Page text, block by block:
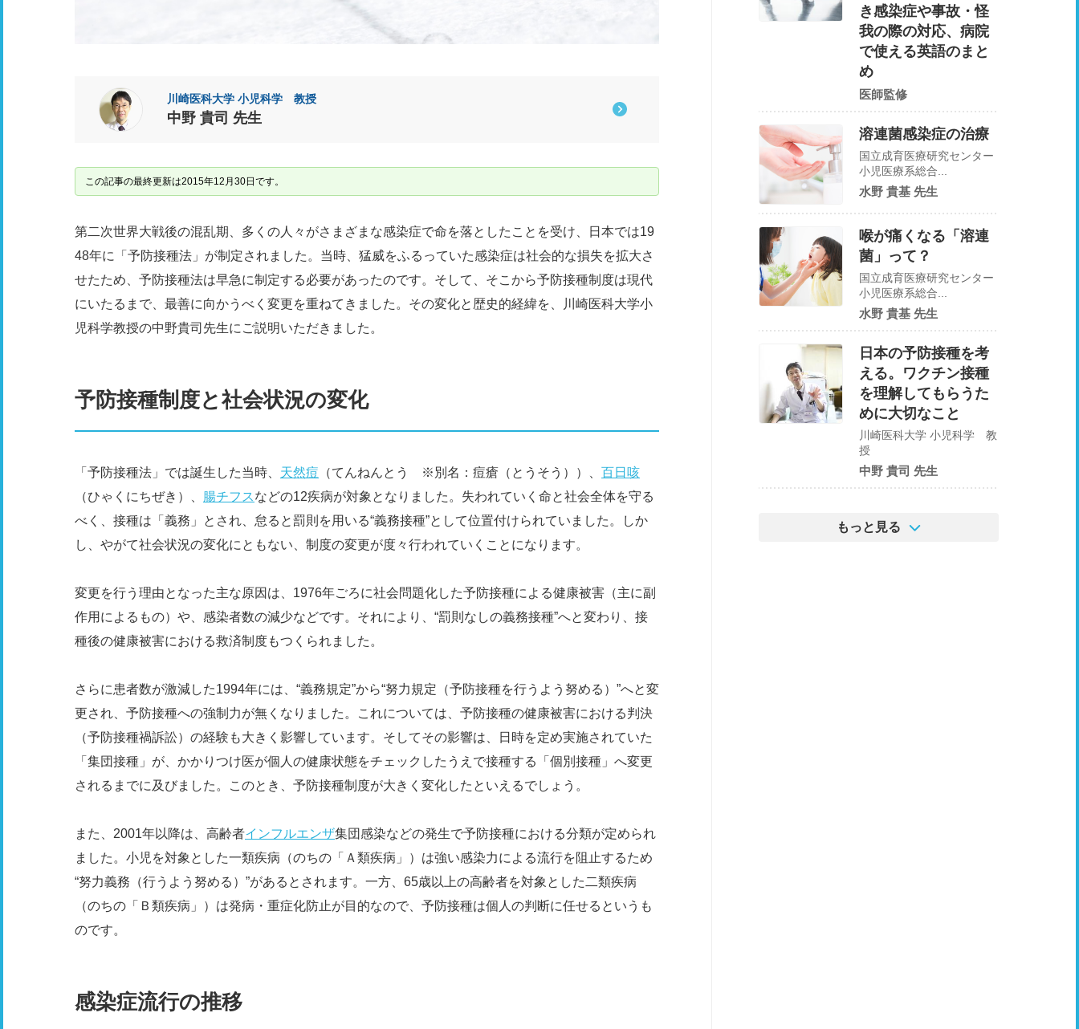
川崎医科大学 小児科学 教授
中野 貴司 先生
この記事の最終更新は2015年12月30日です。
第二次世界大戦後の混乱期、多くの人々がさまざまな感染症で命を落としたことを受け、日本では19
48年に「予防接種法」が制定されました。当時、猛威をふるっていた感染症は社会的な損失を拡大さ
せたため、予防接種法は早急に制定する必要があったのです。そして、そこから予防接種制度は現代
にいたるまで、最善に向かうべく変更を重ねてきました。その変化と歴史的経緯を、川崎医科大学小
児科学教授の中野貴司先生にご説明いただきました。
予防接種制度と社会状況の変化
「予防接種法」では誕生した当時、 天然痘 （てんねんとう ※別名：痘瘡（とうそう））、 百日咳
（ひゃくにちぜき）、 腸チフスなどの12疾病が対象となりました。失われていく命と社会全体を守る
べく、接種は「義務」とされ、怠ると罰則を用いる“義務接種”として位置付けられていました。しか
し、やがて社会状況の変化にともない、制度の変更が度々行われていくことになります。
変更を行う理由となった主な原因は、1976年ごろに社会問題化した予防接種による健康被害（主に副
作用によるもの）や、感染者数の減少などです。それにより、“罰則なしの義務接種”へと変わり、接
種後の健康被害における救済制度もつくられました。
さらに患者数が激減した1994年には、“義務規定”から“努力規定（予防接種を行うよう努める）”へと変
更され、予防接種への強制力が無くなりました。これについては、予防接種の健康被害における判決
（予防接種禍訴訟）の経験も大きく影響しています。そしてその影響は、日時を定め実施されていた
「集団接種」が、かかりつけ医が個人の健康状態をチェックしたうえで接種する「個別接種」へ変更
されるまでに及びました。このとき、予防接種制度が大きく変化したといえるでしょう。
また、2001年以降は、高齢者インフルエンザ集団感染などの発生で予防接種における分類が定められ
ました。小児を対象とした一類疾病（のちの「Ａ類疾病」）は強い感染力による流行を阻止するため
“努力義務（行うよう努める）”があるとされます。一方、65歳以上の高齢者を対象とした二類疾病
（のちの「Ｂ類疾病」）は発病・重症化防止が目的なので、予防接種は個人の判断に任せるというも
のです。
感染症流行の推移
き感染症や事故・怪
我の際の対応、病院
で使える英語のまと
め
医師監修
溶連菌感染症の治療
国立成育医療研究センター
小児医療系総合...
水野 貴基 先生
喉が痛くなる「溶連
菌」って？
国立成育医療研究センター
小児医療系総合...
水野 貴基 先生
日本の予防接種を考
える。ワクチン接種
を理解してもらうた
めに大切なこと
川崎医科大学 小児科学 教
授
中野 貴司 先生
もっと見る